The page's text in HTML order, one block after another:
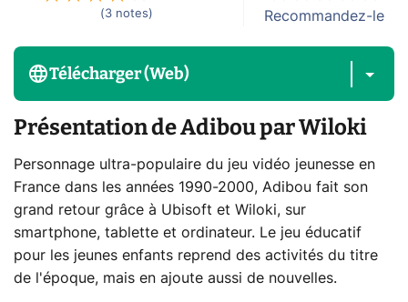
(3 notes) Recommandez-le
Télécharger (Web)
Présentation de Adibou par Wiloki
Personnage ultra-populaire du jeu vidéo jeunesse en
France dans les années 1990-2000, Adibou fait son
grand retour grâce à Ubisoft et Wiloki, sur
smartphone, tablette et ordinateur. Le jeu éducatif
pour les jeunes enfants reprend des activités du titre
de l'époque, mais en ajoute aussi de nouvelles.